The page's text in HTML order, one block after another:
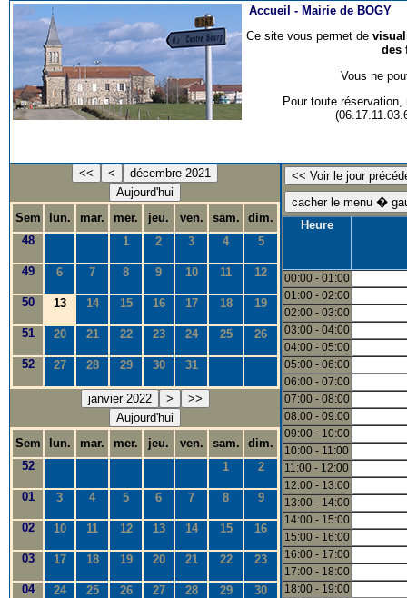
Accueil - Mairie de BOGY
Ce site vous permet de
des
Vous ne
Pour toute
<< <
décembre 2021
Aujourd'hui
Sem
lun. mar. mer. jeu. ven. sam.
dim.
48
1 2 3 4 5
49 6 7 8 9 10 11 12
50 13 14 15 16 17 18 19
51 20 21 22 23 24 25 26
52 27 28 29 30 31
janvier 2022 >
>>
Aujourd'hui
Sem
lun. mar. mer. jeu. ven. sam.
dim.
52
1 2
01 3 4 5 6 7 8 9
02 10 11 12 13 14 15 16
03 17 18 19 20 21 22 23
04 24 25 26 27 28 29 30
Heure
00:00 - 01:00
01:00 - 02:00
02:00 - 03:00
03:00 - 04:00
04:00 - 05:00
05:00 - 06:00
06:00 - 07:00
07:00 - 08:00
08:00 - 09:00
09:00 - 10:00
10:00 - 11:00
11:00 - 12:00
12:00 - 13:00
13:00 - 14:00
14:00 - 15:00
15:00 - 16:00
16:00 - 17:00
17:00 - 18:00
18:00 - 19:00